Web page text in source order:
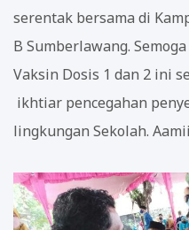
serentak bersama di
B Sumberlawang.
Vaksin Dosis 1 dan 2 ini
ikhtiar pencegahan
lingkungan Sekolah.